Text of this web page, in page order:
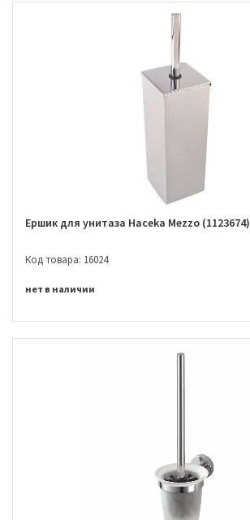
Ершик для унитаза Haceka Mezzo (1123674)
Код товара: 16024
нет в наличии